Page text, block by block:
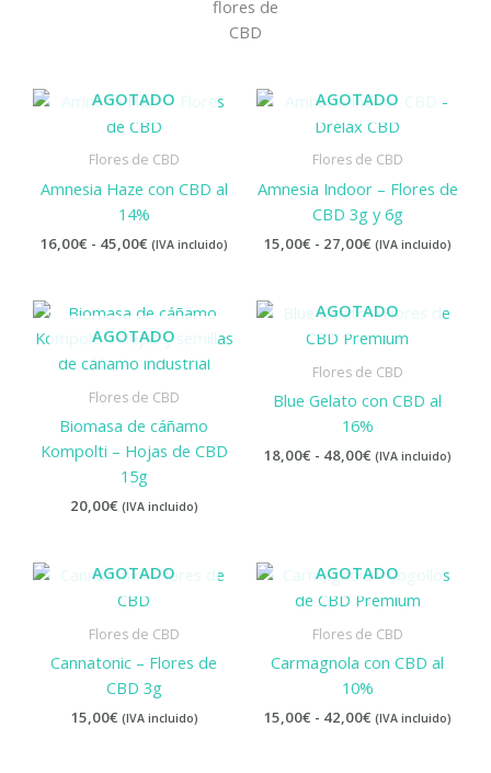
AGOTADO
Flores de CBD
Amnesia Haze con CBD al
14%
16,00€ - 45,00€
Rango
precios:
desde
16,00€
hasta
45,00€
(IVA incluido)
AGOTADO
Flores de CBD
Amnesia Indoor – Flores de
CBD 3g y 6g
15,00€ - 27,00€
Rango
precios:
desde
15,00€
hasta
27,00€
(IVA incluido)
AGOTADO
Flores de CBD
Biomasa de cáñamo
Kompolti – Hojas de CBD
15g
20,00€ (IVA incluido)
AGOTADO
Flores de CBD
Blue Gelato con CBD al
16%
18,00€ - 48,00€
Rango
precios:
desde
18,00€
hasta
48,00€
(IVA incluido)
AGOTADO
Flores de CBD
Cannatonic – Flores de
CBD 3g
15,00€ (IVA incluido)
AGOTADO
Flores de CBD
Carmagnola con CBD al
10%
15,00€ - 42,00€
Rango
precios:
desde
15,00€
hasta
42,00€
(IVA incluido)